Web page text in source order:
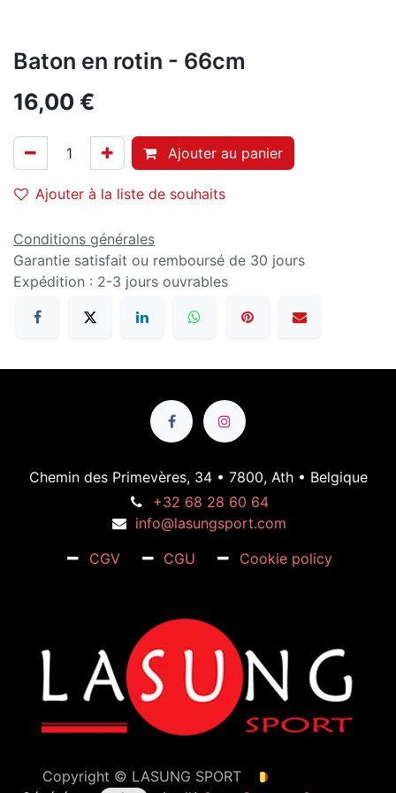
Baton en rotin - 66cm
16,00 €
Ajouter au panier
Ajouter à la liste de souhaits
Conditions générales
Garantie satisfait ou remboursé de 30 jours
Expédition : 2-3 jours ouvrables
Chemin des Primevères, 34 • 7800, Ath • Belgique
+32 68 28 60 64
info@lasungsport.com
CGV
CGU Cookie policy
Copyright © LASUNG SPORT